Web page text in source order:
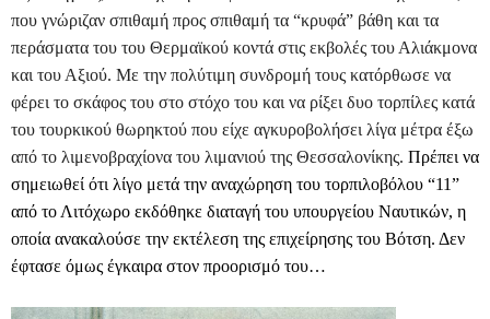
που γνώριζαν σπιθαμή προς σπιθαμή τα “κρυφά” βάθη και τα
περάσματα του του Θερμαϊκού κοντά στις εκβολές του Αλιάκμονα
και του Αξιού. Με την πολύτιμη συνδρομή τους κατόρθωσε να
φέρει το σκάφος του στο στόχο του και να ρίξει δυο τορπίλες κατά
του τουρκικού θωρηκτού που είχε αγκυροβολήσει λίγα μέτρα έξω
από το λιμενοβραχίονα του λιμανιού της Θεσσαλονίκης. Πρέπει να
σημειωθεί ότι λίγο μετά την αναχώρηση του τορπιλοβόλου “11”
από το Λιτόχωρο εκδόθηκε διαταγή του υπουργείου Ναυτικών, η
οποία ανακαλούσε την εκτέλεση της επιχείρησης του Βότση. Δεν
έφτασε όμως έγκαιρα στον προορισμό του…